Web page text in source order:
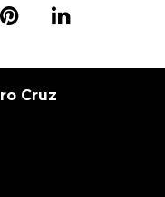
Cruz